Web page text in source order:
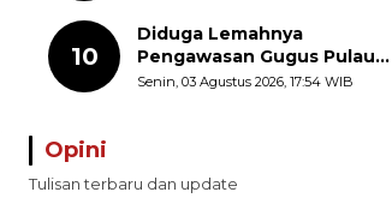
Terungkap
10
Diduga Lemahnya
Pengawasan Gugus Pulau
Provinsi Maluku Picu Dugaan
Senin, 03 Agustus 2026, 17:54 WIB
Opini
Tulisan terbaru dan update